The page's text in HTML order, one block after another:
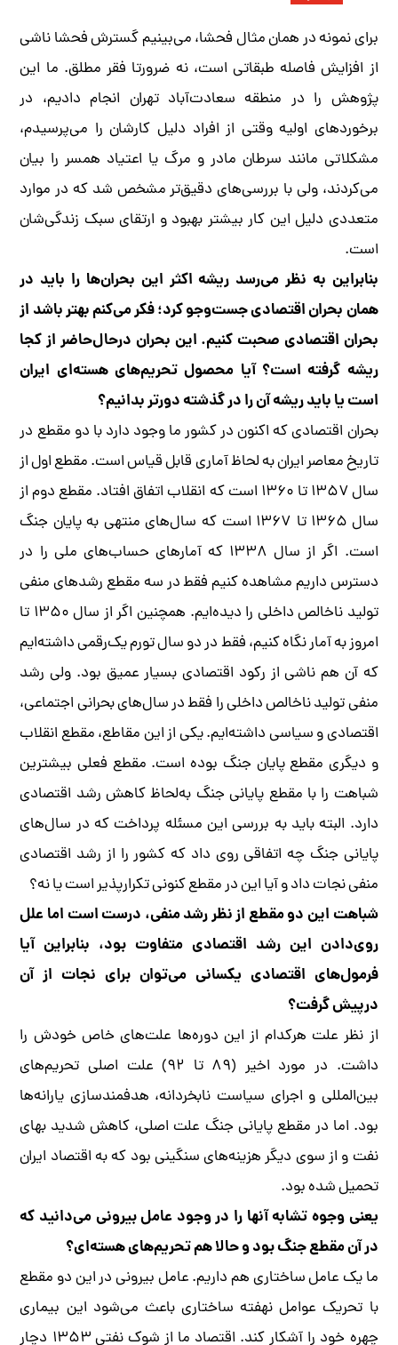
برای نمونه در همان مثال فحشا، می‌بینیم گسترش فحشا ناشی
از افزایش فاصله طبقاتی است، نه ضرورتا فقر مطلق. ما این
پژوهش را در منطقه سعادت‌آباد تهران انجام دادیم، در
برخوردهای اولیه وقتی از افراد دلیل کارشان را می‌پرسیدم،
مشکلاتی مانند سرطان مادر و مرگ یا اعتیاد همسر را بیان
می‌کردند، ولی با بررسی‌های دقیق‌تر مشخص شد که در موارد
متعددی دلیل این کار بیشتر بهبود و ارتقای سبک زندگی‌شان
است.
بنابراین به نظر می‌رسد ریشه اکثر این بحران‌ها را باید در
همان بحران اقتصادی جست‌وجو کرد؛ فکر می‌کنم بهتر باشد از
بحران اقتصادی صحبت کنیم. این بحران درحال‌حاضر از کجا
ریشه گرفته است؟ آیا محصول تحریم‌های هسته‌ای ایران
است یا باید ریشه آن را در گذشته دورتر بدانیم؟
بحران اقتصادی که اکنون در کشور ما وجود دارد با دو مقطع در
تاریخ معاصر ایران به لحاظ آماری قابل قیاس است. مقطع اول از
سال ۱۳۵۷ تا ۱۳۶۰ است که انقلاب اتفاق افتاد. مقطع دوم از
سال ۱۳۶۵ تا ۱۳۶۷ است که سال‌های منتهی به پایان جنگ
است. اگر از سال ۱۳۳۸ که آمارهای حساب‌های ملی را در
دسترس داریم مشاهده کنیم فقط در سه مقطع رشدهای منفی
تولید ناخالص داخلی را دیده‌ایم. همچنین اگر از سال ۱۳۵۰ تا
امروز به آمار نگاه کنیم، فقط در دو سال تورم یک‌رقمی داشته‌ایم
که آن هم ناشی از رکود اقتصادی بسیار عمیق بود. ولی رشد
منفی تولید ناخالص داخلی را فقط در سال‌های بحرانی اجتماعی،
اقتصادی و سیاسی داشته‌ایم. یکی از این مقاطع، مقطع انقلاب
و دیگری مقطع پایان جنگ بوده است. مقطع فعلی بیشترین
شباهت را با مقطع پایانی جنگ به‌لحاظ کاهش رشد اقتصادی
دارد. البته باید به بررسی این مسئله پرداخت که در سال‌های
پایانی جنگ چه اتفاقی روی داد که کشور را از رشد اقتصادی
منفی نجات داد و آیا این در مقطع کنونی تکرارپذیر است یا نه؟
شباهت این دو مقطع از نظر رشد منفی، درست است اما علل
روی‌دادن این رشد اقتصادی متفاوت بود، بنابراین آیا
فرمول‌های اقتصادی یکسانی می‌توان برای نجات از آن
درپیش گرفت؟
از نظر علت هرکدام از این دوره‌ها علت‌های خاص خودش را
داشت. در مورد اخیر (۸۹ تا ۹۲) علت اصلی تحریم‌های
بین‌المللی و اجرای سیاست نابخردانه، هدفمندسازی یارانه‌ها
بود. اما در مقطع پایانی جنگ علت اصلی، کاهش شدید بهای
نفت و از سوی دیگر هزینه‌های سنگینی بود که به اقتصاد ایران
تحمیل شده بود.
یعنی وجوه تشابه آنها را در وجود عامل بیرونی می‌دانید که
در آن مقطع جنگ بود و حالا هم تحریم‌های هسته‌ای؟
ما یک عامل ساختاری هم داریم. عامل بیرونی در این دو مقطع
با تحریک عوامل نهفته ساختاری باعث می‌شود این بیماری
چهره خود را آشکار کند. اقتصاد ما از شوک نفتی ۱۳۵۳ دچار